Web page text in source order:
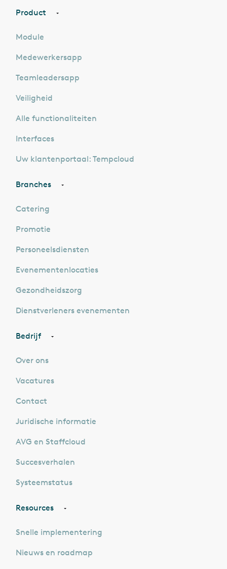
Product
Module
Medewerkersapp
Teamleadersapp
Veiligheid
Alle functionaliteiten
Interfaces
Uw klantenportaal: Tempcloud
Branches
Catering
Promotie
Personeelsdiensten
Evenementenlocaties
Gezondheidszorg
Dienstverleners evenementen
Bedrijf
Over ons
Vacatures
Contact
Juridische informatie
AVG en Staffcloud
Succesverhalen
Systeemstatus
Resources
Snelle implementering
Nieuws en roadmap